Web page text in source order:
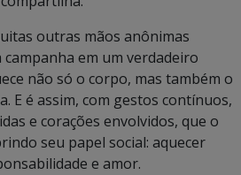
outras mãos anônimas
em um verdadeiro
não só o corpo, mas também o
E é assim, com gestos contínuos,
e corações envolvidos, que o
seu papel social: aquecer
e amor.